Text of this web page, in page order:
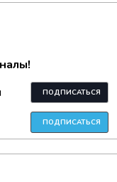
ПОДПИСАТЬСЯ
ПОДПИСАТЬСЯ